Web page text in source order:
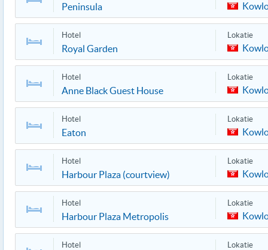
Peninsula
Hotel
Royal Garden
Lokatie
Hotel
Anne Black Guest House
Lokatie
Hotel
Eaton
Lokatie
Hotel
Harbour Plaza (courtview)
Lokatie
Hotel
Harbour Plaza Metropolis
Lokatie
Hotel Lokatie